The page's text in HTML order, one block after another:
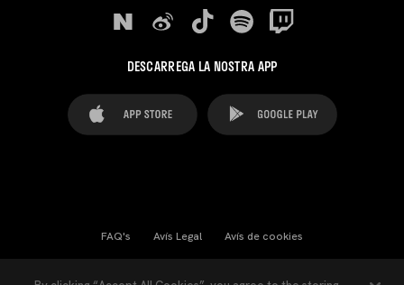
DESCARREGA LA NOSTRA APP
FAQ's Avís Legal Avís de cookies